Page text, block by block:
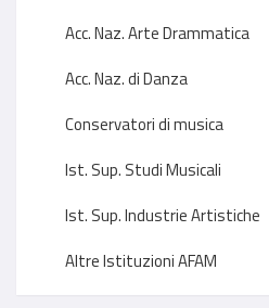
Acc. Naz. Arte Drammatica
Acc. Naz. di Danza
Conservatori di musica
Ist. Sup. Studi Musicali
Ist. Sup. Industrie Artistiche
Altre Istituzioni AFAM